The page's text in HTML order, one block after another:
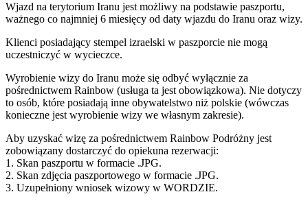
Wjazd na terytorium Iranu jest możliwy na podstawie paszportu,
ważnego co najmniej 6 miesięcy od daty wjazdu do Iranu oraz wizy.
Klienci posiadający stempel izraelski w paszporcie nie mogą
uczestniczyć w wycieczce.
Wyrobienie wizy do Iranu może się odbyć wyłącznie za
pośrednictwem Rainbow (usługa ta jest obowiązkowa). Nie dotyczy
to osób, które posiadają inne obywatelstwo niż polskie (wówczas
konieczne jest wyrobienie wizy we własnym zakresie).
Aby uzyskać wizę za pośrednictwem Rainbow Podróżny jest
zobowiązany dostarczyć do opiekuna rezerwacji:
1. Skan paszportu w formacie .JPG.
2. Skan zdjęcia paszportowego w formacie .JPG.
3. Uzupełniony wniosek wizowy w WORDZIE.